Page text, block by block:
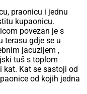
praonicu i jednu
kupaonicu.
povezan je s
terasu gdje se u
jacuzijem ,
tuš s toplom
kat. Kat se sastoji od
od kojih jedna